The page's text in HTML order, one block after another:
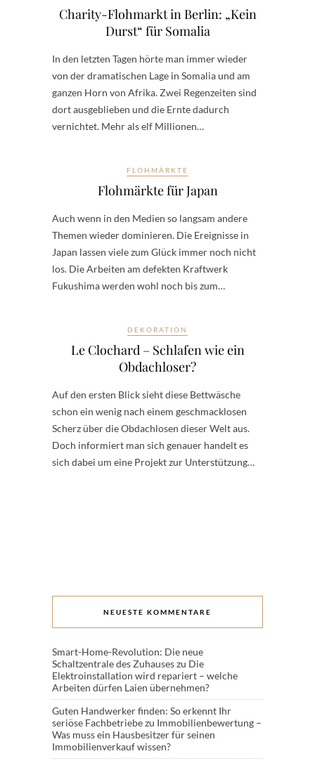
Charity-Flohmarkt in Berlin: „Kein
Durst“ für Somalia
In den letzten Tagen hörte man immer wieder
von der dramatischen Lage in Somalia und am
ganzen Horn von Afrika. Zwei Regenzeiten sind
dort ausgeblieben und die Ernte dadurch
vernichtet. Mehr als elf Millionen…
FLOHMÄRKTE
Flohmärkte für Japan
Auch wenn in den Medien so langsam andere
Themen wieder dominieren. Die Ereignisse in
Japan lassen viele zum Glück immer noch nicht
los. Die Arbeiten am defekten Kraftwerk
Fukushima werden wohl noch bis zum…
DEKORATION
Le Clochard – Schlafen wie ein
Obdachloser?
Auf den ersten Blick sieht diese Bettwäsche
schon ein wenig nach einem geschmacklosen
Scherz über die Obdachlosen dieser Welt aus.
Doch informiert man sich genauer handelt es
sich dabei um eine Projekt zur Unterstützung…
NEUESTE KOMMENTARE
Smart-Home-Revolution: Die neue
Schaltzentrale des Zuhauseszu Die
Elektroinstallation wird repariert – welche
Arbeiten dürfen Laien übernehmen?
Guten Handwerker finden: So erkennt Ihr
seriöse Fachbetriebezu Immobilienbewertung –
Was muss ein Hausbesitzer für seinen
Immobilienverkauf wissen?